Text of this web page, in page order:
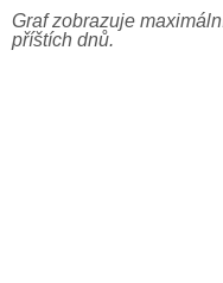
Graf zobrazuje
příštích dnů.